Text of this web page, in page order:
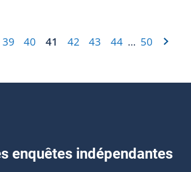
39 40 41 42 43 44 … 50
enquêtes indépendantes